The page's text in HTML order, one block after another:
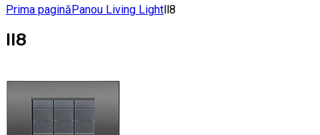
Prima paginăPanou Living Lightll8
ll8